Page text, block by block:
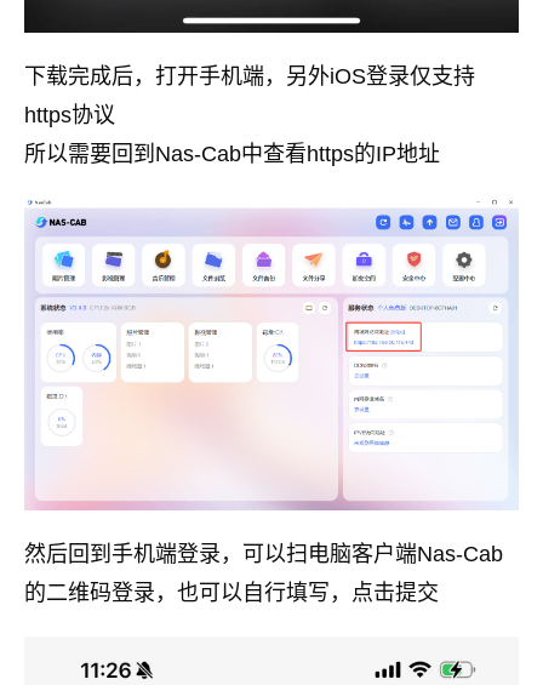
下载完成后，打开手机端，另外iOS登录仅支持
https协议
所以需要回到Nas-Cab中查看https的IP地址
然后回到手机端登录，可以扫电脑客户端Nas-Cab
的二维码登录，也可以自行填写，点击提交